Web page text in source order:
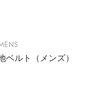
ベルト（メンズ）